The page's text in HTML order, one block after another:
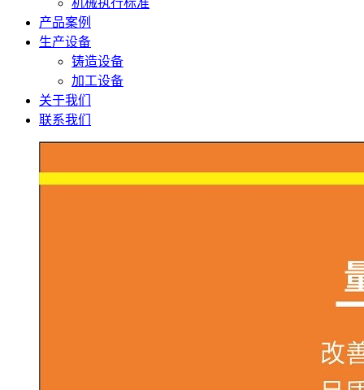
机械执行标准
产品案例
生产设备
铸造设备
加工设备
关于我们
联系我们